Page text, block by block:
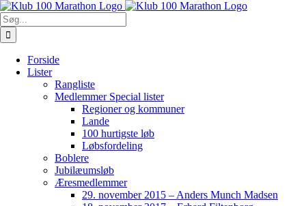
Skip
to
content
Søg
efter:
Forside
Lister
Rangliste
Medlemmer Special lister
Regioner og kommuner
Lande
100 hurtigste løb
Løbsfordeling
Boblere
Jubilæumsløb
Æresmedlemmer
29. november 2015 – Anders Munch Madsen